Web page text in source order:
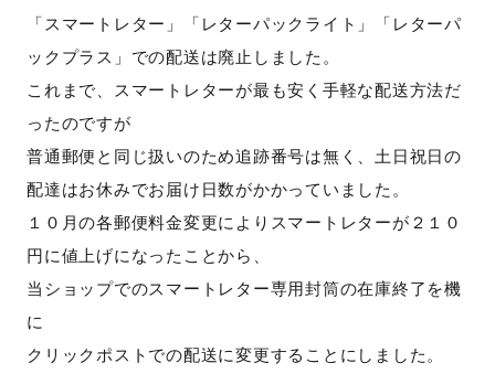
の
ト
「スマートレター」「レターパックライト」「レターパ
ックプラス」での配送は廃止しました。
これまで、スマートレターが最も安く手軽な配送方法だ
ったのですが
普通郵便と同じ扱いのため追跡番号は無く、土日祝日の
配達はお休みでお届け日数がかかっていました。
１０月の各郵便料金変更によりスマートレターが２１０
円に値上げになったことから、
当ショップでのスマートレター専用封筒の在庫終了を機
に
クリックポストでの配送に変更することにしました。